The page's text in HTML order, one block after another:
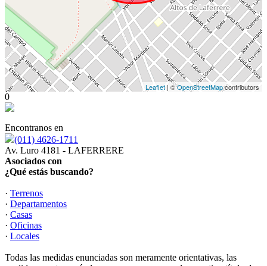
Leaflet | ©OpenStreetMapcontributors
0
Encontranos en
(011) 4626-1711
Av. Luro 4181 - LAFERRERE
Asociados con
¿Qué estás buscando?
· Terrenos
· Departamentos
· Casas
· Oficinas
· Locales
Todas las medidas enunciadas son meramente orientativas, las